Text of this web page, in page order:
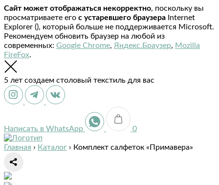
Сайт может отображаться некорректно, поскольку вы
просматриваете его с устаревшего браузера Internet
Explorer (), который больше не поддерживается Microsoft.
Рекомендуем обновить браузер на любой из
современных: Google Chrome, Яндекс.Браузер, Mozilla
FireFox.
5 лет создаем столовый текстиль для вас
Написать в WhatsApp 0
Главная › Каталог › Комплект салфеток «Примавера»